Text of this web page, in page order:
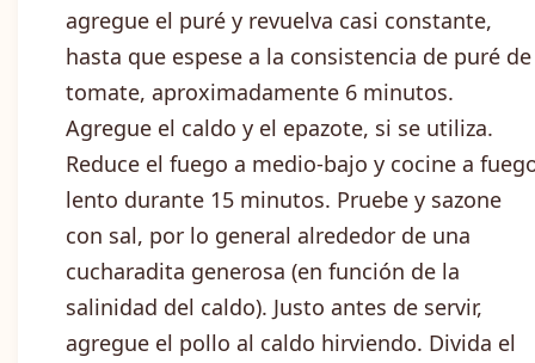
agregue el puré y revuelva casi constante,
hasta que espese a la consistencia de puré de
tomate, aproximadamente 6 minutos.
Agregue el caldo y el epazote, si se utiliza.
Reduce el fuego a medio-bajo y cocine a
lento durante 15 minutos. Pruebe y sazone
con sal, por lo general alrededor de una
cucharadita generosa (en función de la
salinidad del caldo). Justo antes de servir,
agregue el pollo al caldo hirviendo. Divida el